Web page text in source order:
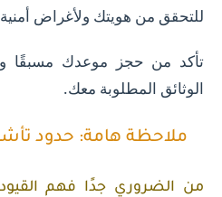
للتحقق من هويتك ولأغراض
تأكد من حجز موعدك مسبقًا
الوثائق المطلوبة معك.
ملاحظة هامة: حدود
من الضروري جدًا فهم